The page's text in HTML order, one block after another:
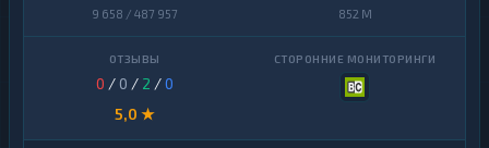
9 658 / 487 957 852 M
0 / 0 / 2 /0
5,0 ★